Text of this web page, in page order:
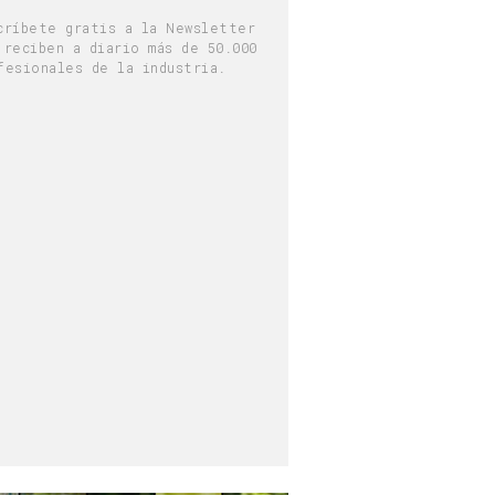
gratis a la Newsletter
reciben a diario más de 50.000
de la industria.